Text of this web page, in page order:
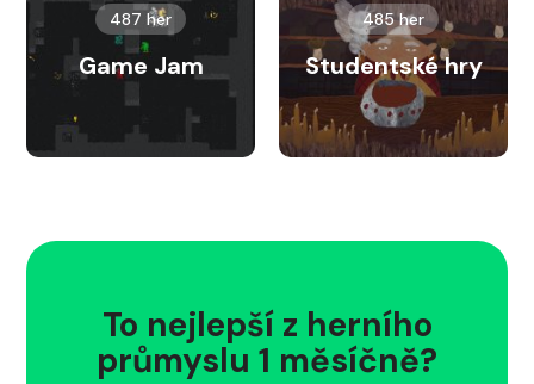
487 her
Game Jam
485 her
Studentské hry
To nejlepší z herního
průmyslu 1 měsíčně?